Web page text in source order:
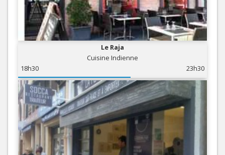
Le Raja
Cuisine Indienne
18h30
23h30